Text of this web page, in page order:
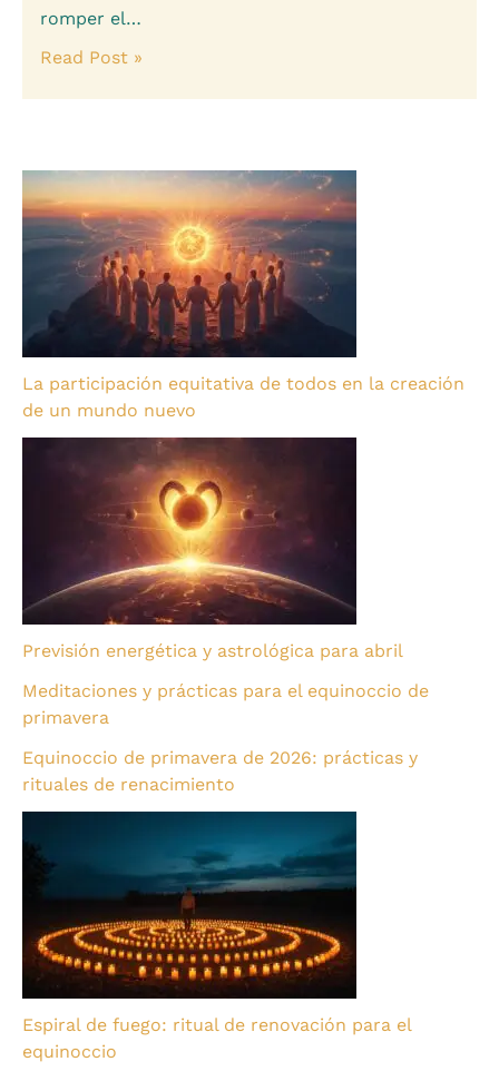
romper el…
Read Post »
La participación equitativa de todos en la creación
de un mundo nuevo
Previsión energética y astrológica para abril
Meditaciones y prácticas para el equinoccio de
primavera
Equinoccio de primavera de 2026: prácticas y
rituales de renacimiento
Espiral de fuego: ritual de renovación para el
equinoccio